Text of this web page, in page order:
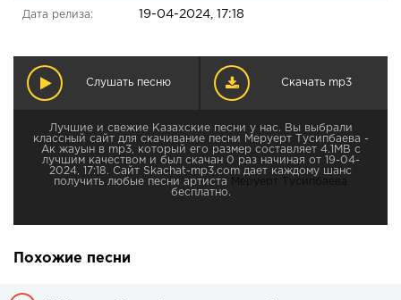
Дата релиза: 19-04-2024, 17:18
Слушать песню Скачать mp3
Лучшие и свежие Казахские песни у нас. Вы выбрали
классный сайт для скачивание песни Меруерт Тусипбаева -
Ак жауын в mp3, который его размер составляет 4.1MB с
лучшим качеством и был скачан 0 раз начиная от 19-04-
2024, 17:18. Сайт Skachat-mp3.com дает каждому шанс
получить любые песни артиста
Меруерт Тусипбаева
бесплатно.
Похожие песни